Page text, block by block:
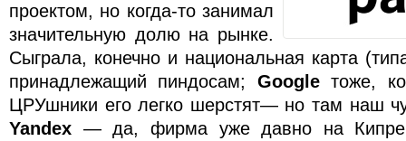
проектом, но когда-то занимал
значительную долю на рынке.
Сыграла, конечно и национальная карта
принадлежащий пиндосам; Google тоже,
ЦРУшники его легко шерстят— но там наш
Yandex — да, фирма уже давно на